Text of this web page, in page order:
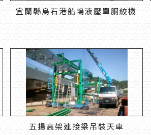
宜蘭縣烏石港船塢液壓單胴絞機
五揚高架連接梁吊裝天車